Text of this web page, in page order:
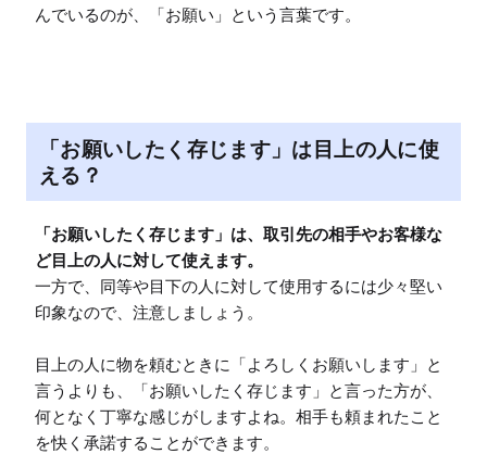
「お願いしたく存じます」は目上の人に使
える？
「お願いしたく存じます」は、取引先の相手やお客様な
ど目上の人に対して使えます。
一方で、同等や目下の人に対して使用するには少々堅い
印象なので、注意しましょう。
目上の人に物を頼むときに「よろしくお願いします」と
言うよりも、「お願いしたく存じます」と言った方が、
何となく丁寧な感じがしますよね。相手も頼まれたこと
を快く承諾することができます。